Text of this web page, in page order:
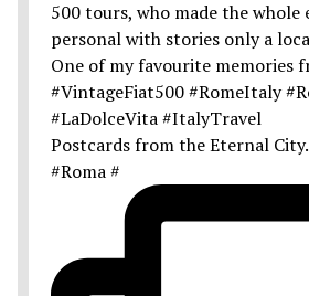
Postcards from the Eternal City.
#Roma #